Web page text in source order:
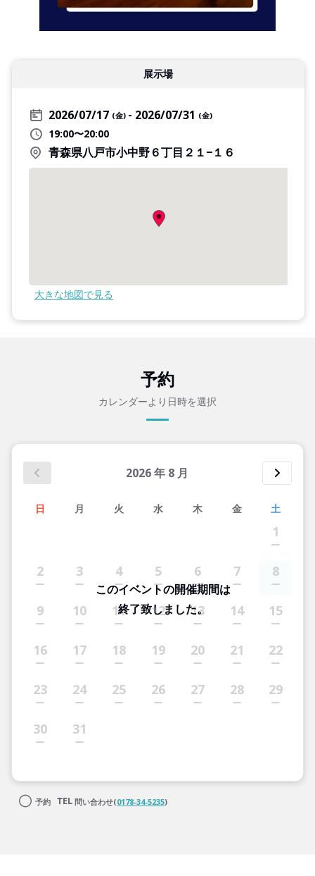
展示場
2026/07/17 (金) 2026/07/31 (金)
19:00〜20:00
青森県八戸市小中野６丁目２１−１６
大きな地図で見る
予約
カレンダーより日時を選択
2026年 8 月
日 月 火 水 木 金 土
1
2 3 4 5 6 7 8
9 10 11 12 13 14 15
16 17 18 19 20 21 22
23 24 25 26 27 28 29
30 31
このイベントの開催期間は
終了致しました。
予約 問い合わせ(0178-34-5235)